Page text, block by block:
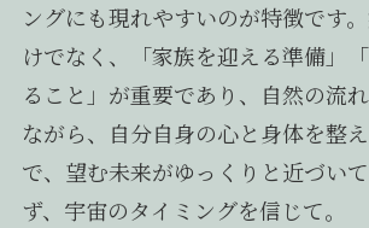
ングにも現れやすいのが特徴です
けでなく、「家族を迎える準備」
ること」が重要であり、自然の流
ながら、自分自身の心と身体を整
で、望む未来がゆっくりと近づい
ず、宇宙のタイミングを信じて。